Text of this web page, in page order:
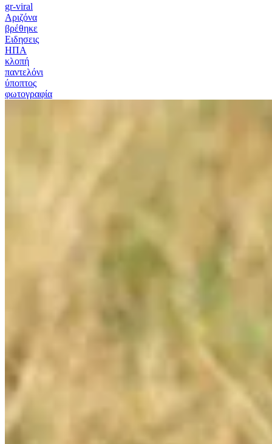
gr-viral
Αριζόνα
βρέθηκε
Ειδησεις
ΗΠΑ
κλοπή
παντελόνι
ύποπτος
φωτογραφία